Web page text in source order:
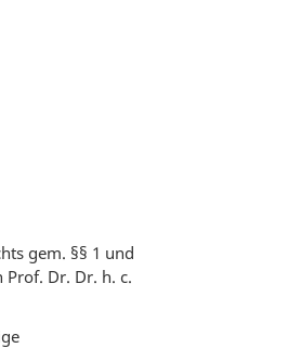
gem. §§ 1 und
Prof. Dr. Dr. h. c.